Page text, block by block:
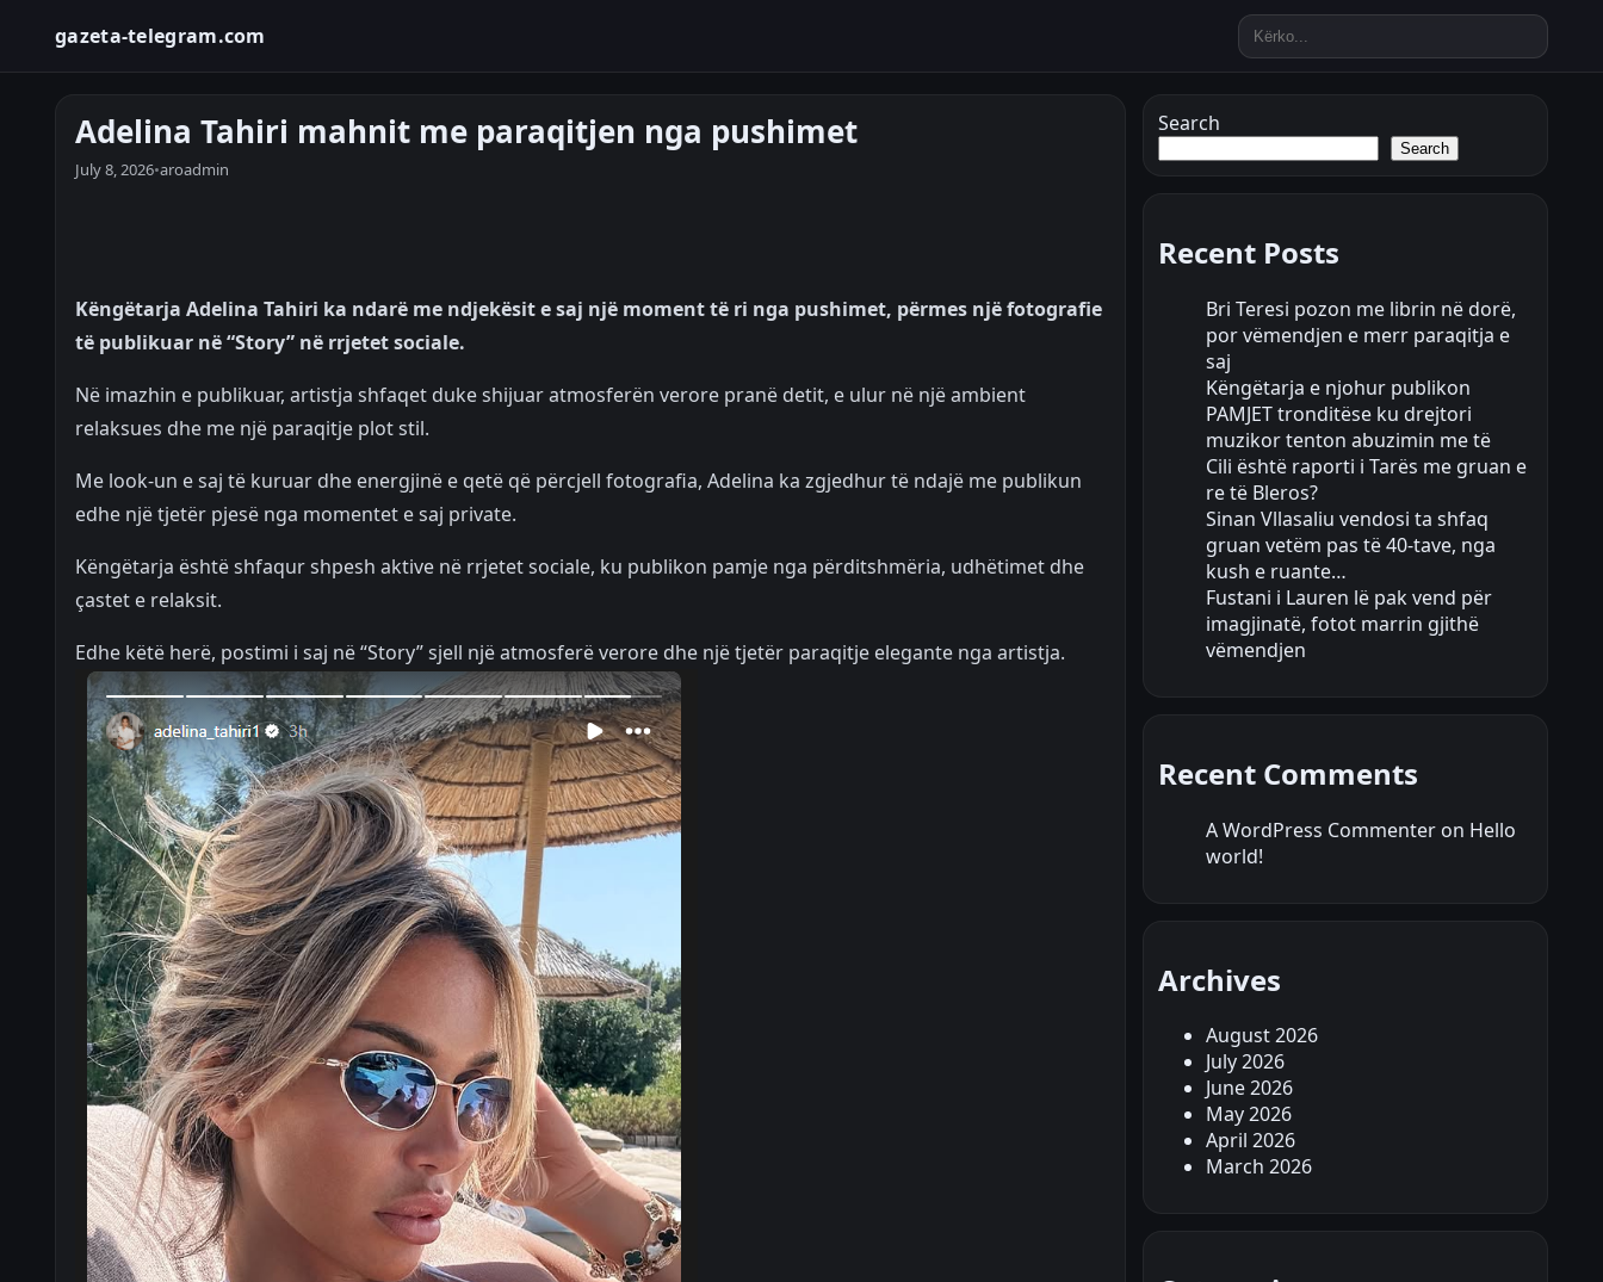
gazeta-telegram.com
Adelina Tahiri mahnit me paraqitjen nga pushimet
July 8, 2026•aroadmin
Këngëtarja Adelina Tahiri ka ndarë me ndjekësit e saj një moment të ri nga pushimet, përmes një fotografie
të publikuar në “Story” në rrjetet sociale.
Në imazhin e publikuar, artistja shfaqet duke shijuar atmosferën verore pranë detit, e ulur në një ambient
relaksues dhe me një paraqitje plot stil.
Me look-un e saj të kuruar dhe energjinë e qetë që përcjell fotografia, Adelina ka zgjedhur të ndajë me publikun
edhe një tjetër pjesë nga momentet e saj private.
Këngëtarja është shfaqur shpesh aktive në rrjetet sociale, ku publikon pamje nga përditshmëria, udhëtimet dhe
çastet e relaksit.
Edhe këtë herë, postimi i saj në “Story” sjell një atmosferë verore dhe një tjetër paraqitje elegante nga artistja.
Search
Search
Recent Posts
Bri Teresi pozon me librin në dorë,
por vëmendjen e merr paraqitja e
saj
Këngëtarja e njohur publikon
PAMJET tronditëse ku drejtori
muzikor tenton abuzimin me të
Cili është raporti i Tarës me gruan e
re të Bleros?
Sinan Vllasaliu vendosi ta shfaq
gruan vetëm pas të 40-tave, nga
kush e ruante…
Fustani i Lauren lë pak vend për
imagjinatë, fotot marrin gjithë
vëmendjen
Recent Comments
A WordPress Commenter on Hello
world!
Archives
August 2026
July 2026
June 2026
May 2026
April 2026
March 2026